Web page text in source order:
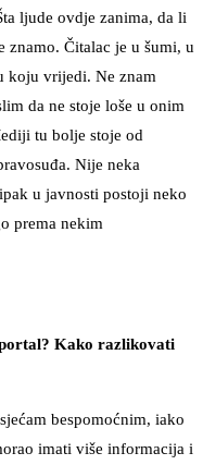
ljude ovdje zanima, da li
znamo. Čitalac je u šumi, u
koju vrijedi. Ne znam
da ne stoje loše u onim
tu bolje stoje od
Nije neka
u javnosti postoji neko
prema nekim
Kako razlikovati
bespomoćnim, iako
imati više informacija i